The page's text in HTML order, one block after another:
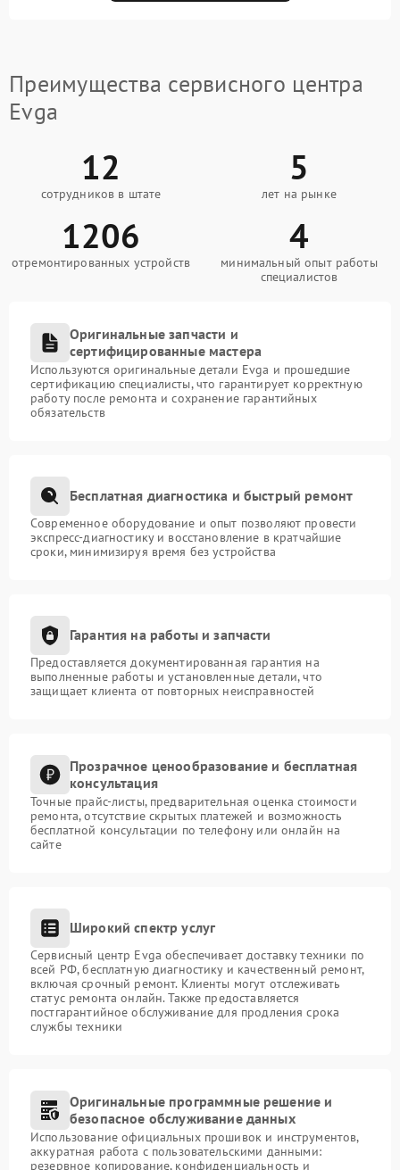
Преимущества сервисного центра
Evga
12
сотрудников в штате
5
лет на рынке
1206
отремонтированных устройств
4
минимальный опыт работы
специалистов
Оригинальные запчасти и
сертифицированные мастера
Используются оригинальные детали Evga и прошедшие
сертификацию специалисты, что гарантирует корректную
работу после ремонта и сохранение гарантийных
обязательств
Бесплатная диагностика и быстрый ремонт
Современное оборудование и опыт позволяют провести
экспресс-диагностику и восстановление в кратчайшие
сроки, минимизируя время без устройства
Гарантия на работы и запчасти
Предоставляется документированная гарантия на
выполненные работы и установленные детали, что
защищает клиента от повторных неисправностей
Прозрачное ценообразование и бесплатная
консультация
Точные прайс-листы, предварительная оценка стоимости
ремонта, отсутствие скрытых платежей и возможность
бесплатной консультации по телефону или онлайн на
сайте
Широкий спектр услуг
Сервисный центр Evga обеспечивает доставку техники по
всей РФ, бесплатную диагностику и качественный ремонт,
включая срочный ремонт. Клиенты могут отслеживать
статус ремонта онлайн. Также предоставляется
постгарантийное обслуживание для продления срока
службы техники
Оригинальные программные решение и
безопасное обслуживание данных
Использование официальных прошивок и инструментов,
аккуратная работа с пользовательскими данными:
резервное копирование, конфиденциальность и